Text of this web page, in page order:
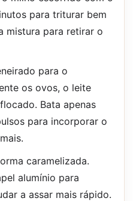
para triturar bem
mistura para retirar o
para o
os ovos, o leite
Bata apenas
para incorporar o
caramelizada.
alumínio para
a assar mais rápido.